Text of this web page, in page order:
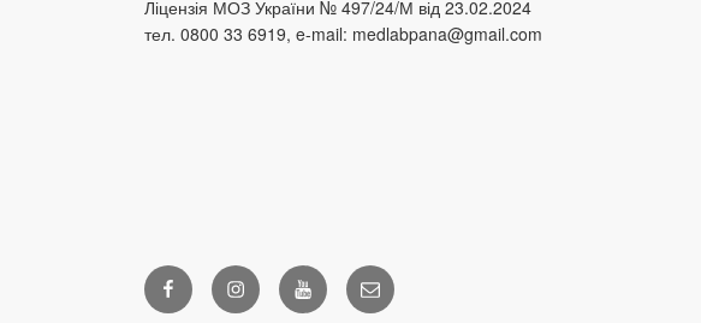
Ліцензія МОЗ України № 497/24/М від 23.02.2024
тел. 0800 33 6919, e-mail: medlabpana@gmail.com
FacebookInstagramYoutubeEmail